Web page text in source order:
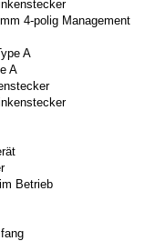
4-polig Management
A
A
Betrieb